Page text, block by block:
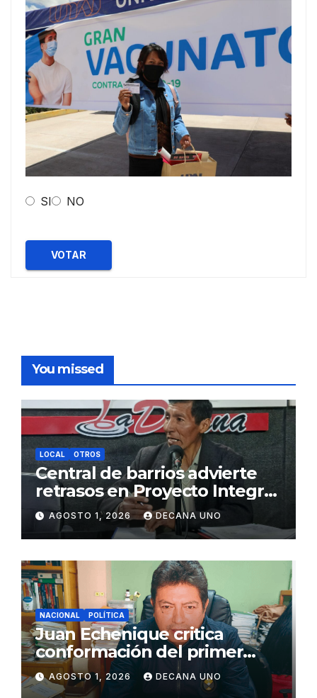
SI NO
VOTAR
You missed
LOCAL OTROS
Central de barrios advierte
retrasos en Proyecto Integral
de Agua y Alcantarillado para
Juliaca
AGOSTO 1, 2026 DECANA UNO
NACIONAL POLÍTICA
Juan Echenique critica
conformación del primer
gabinete ministerial de Keiko
Fujimori
AGOSTO 1, 2026 DECANA UNO